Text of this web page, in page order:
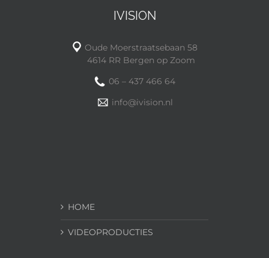
IVISION
Oude Moerstraatsebaan 58
4614 RR Bergen op Zoom
06 – 437 466 64
info@ivision.nl
HOME
VIDEOPRODUCTIES